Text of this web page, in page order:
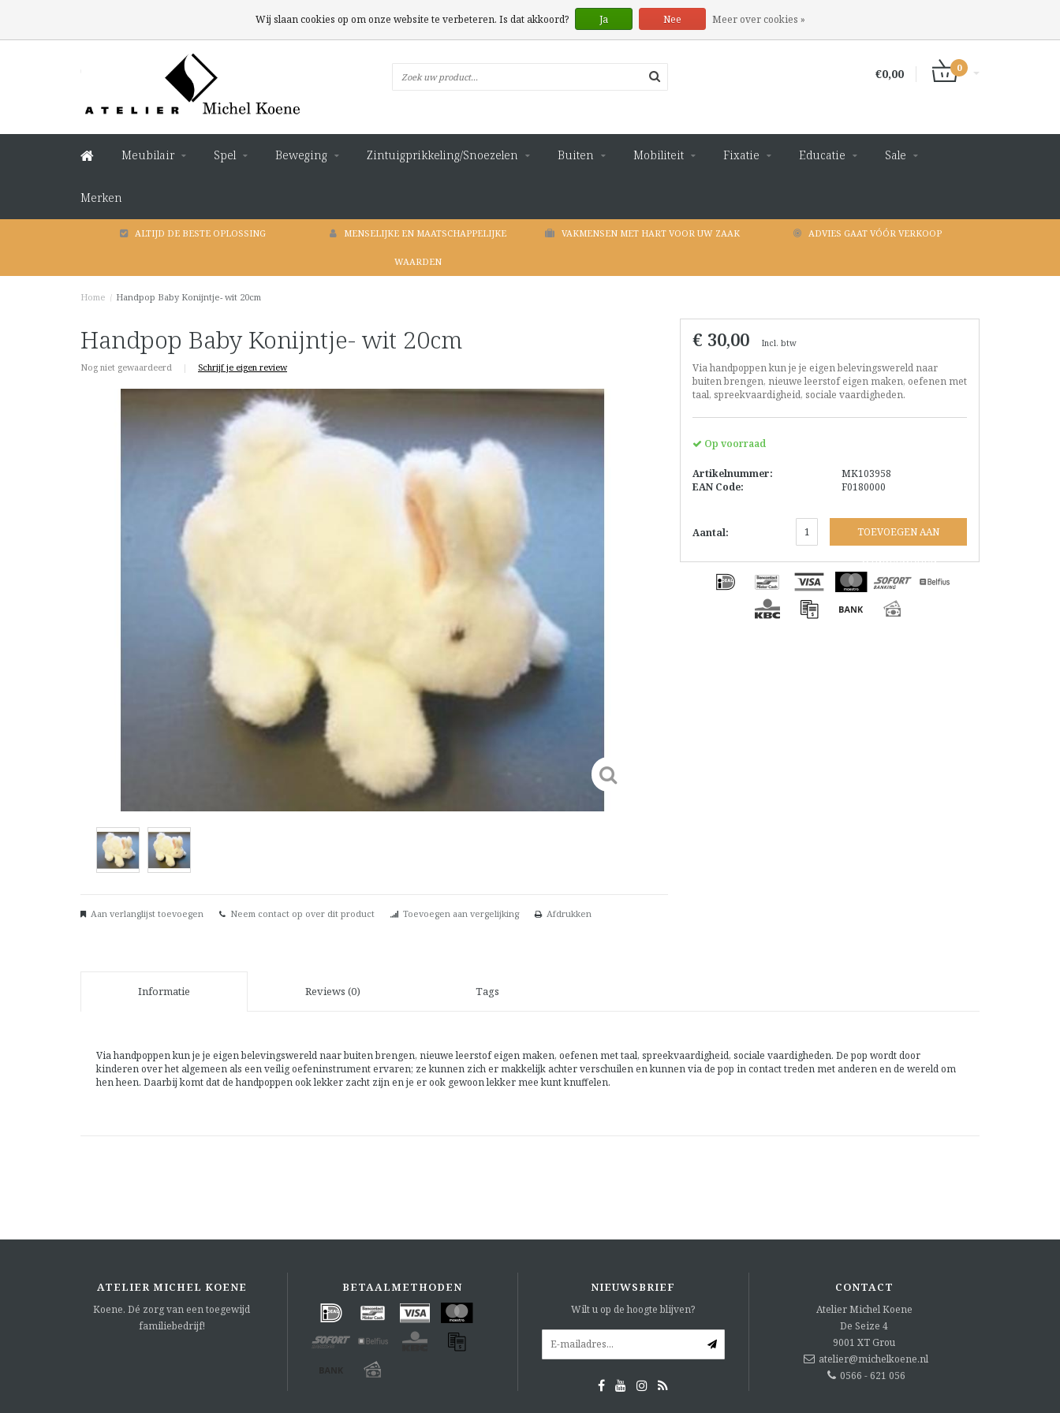
€0,00 0
Meubilair Spel Beweging Zintuigprikkeling/Snoezelen Buiten Mobiliteit Fixatie Educatie Sale
Merken
ALTIJD DE BESTE OPLOSSING MENSELIJKE EN MAATSCHAPPELIJKE
WAARDEN
VAKMENSEN MET HART VOOR UW ZAAK ADVIES GAAT VÓÓR VERKOOP
Home / Handpop Baby Konijntje- wit 20cm
Handpop Baby Konijntje- wit 20cm
Nog niet gewaardeerd | Schrijf je eigen review
Aan verlanglijst toevoegen Neem contact op over dit product Toevoegen aan vergelijking Afdrukken
€ 30,00 Incl. btw
Via handpoppen kun je je eigen belevingswereld naar
buiten brengen, nieuwe leerstof eigen maken, oefenen met
taal, spreekvaardigheid, sociale vaardigheden.
Op voorraad
Artikelnummer:
MK103958
EAN Code:
F0180000
Aantal: TOEVOEGEN AAN
WINKELWAGEN
Informatie Reviews (0) Tags
Via handpoppen kun je je eigen belevingswereld naar buiten brengen, nieuwe leerstof eigen maken, oefenen met taal, spreekvaardigheid, sociale vaardigheden. De pop wordt door
kinderen over het algemeen als een veilig oefeninstrument ervaren; ze kunnen zich er makkelijk achter verschuilen en kunnen via de pop in contact treden met anderen en de wereld om
hen heen. Daarbij komt dat de handpoppen ook lekker zacht zijn en je er ook gewoon lekker mee kunt knuffelen.
ATELIER MICHEL KOENE
Koene. Dé zorg van een toegewijd
familiebedrijf!
BETAALMETHODEN NIEUWSBRIEF
Wilt u op de hoogte blijven?
CONTACT
Atelier Michel Koene
De Seize 4
9001 XT Grou
atelier@michelkoene.nl
0566 - 621 056
Wij slaan cookies op om onze website te verbeteren. Is dat akkoord? Ja Nee Meer over cookies »